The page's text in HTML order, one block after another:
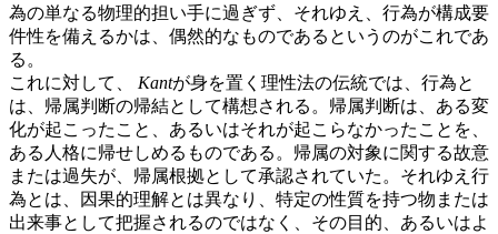
為の単なる物理的担い手に過ぎず、それゆえ、行為が構成要
件性を備えるかは、偶然的なものであるというのがこれであ
る。
これに対して、
Kantが身を置く理性法の伝統では、行為と
は、帰属判断の帰結として構想される。帰属判断は、ある変
化が起こったこと、あるいはそれが起こらなかったことを、
ある人格に帰せしめるものである。帰属の対象に関する故意
または過失が、帰属根拠として承認されていた。それゆえ行
為とは、因果的理解とは異なり、特定の性質を持つ物または
出来事として把握されるのではなく、その目的、あるいはよ